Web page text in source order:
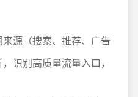
来源（搜索、推荐、广告
识别高质量流量入口，